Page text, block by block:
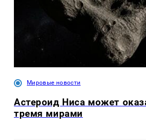
Мировые новости
Астероид Ниса может
тремя мирами